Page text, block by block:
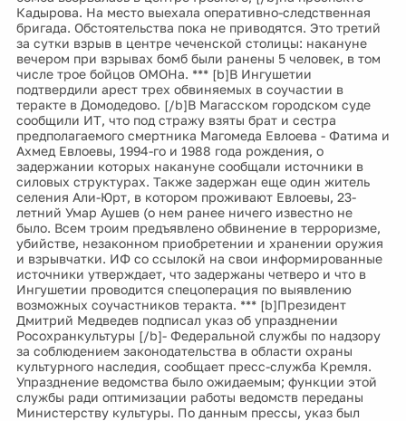
Кадырова. На место выехала оперативно-следственная
бригада. Обстоятельства пока не приводятся. Это третий
за сутки взрыв в центре чеченской столицы: накануне
вечером при взрывах бомб были ранены 5 человек, в том
числе трое бойцов ОМОНа. *** [b]В Ингушетии
подтвердили арест трех обвиняемых в соучастии в
теракте в Домодедово. [/b]В Магасском городском суде
сообщили ИТ, что под стражу взяты брат и сестра
предполагаемого смертника Магомеда Евлоева - Фатима и
Ахмед Евлоевы, 1994-го и 1988 года рождения, о
задержании которых накануне сообщали источники в
силовых структурах. Также задержан еще один житель
селения Али-Юрт, в котором проживают Евлоевы, 23-
летний Умар Аушев (о нем ранее ничего известно не
было. Всем троим предъявлено обвинение в терроризме,
убийстве, незаконном приобретении и хранении оружия
и взрывчатки. ИФ со ссылокй на свои информированные
источники утверждает, что задержаны четверо и что в
Ингушетии проводится спецоперация по выявлению
возможных соучастников теракта. *** [b]Президент
Дмитрий Медведев подписал указ об упразднении
Росохранкультуры [/b]- Федеральной службы по надзору
за соблюдением законодательства в области охраны
культурного наследия, сообщает пресс-служба Кремля.
Упразднение ведомства было ожидаемым; функции этой
службы ради оптимизации работы ведомств переданы
Министерству культуры. По данным прессы, указ был